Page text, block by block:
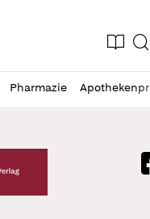
Zeitung
Aktuelle
login
Pharmazie
Verlag Logo